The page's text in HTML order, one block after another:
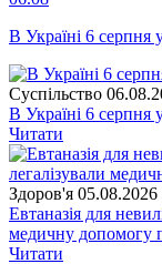
В Україні 6 серпня
Суспiльство
В Україні 6 серпня
Читати
Здоров'я 05.08.2026
Евтаназія для
медичну допомогу
Читати